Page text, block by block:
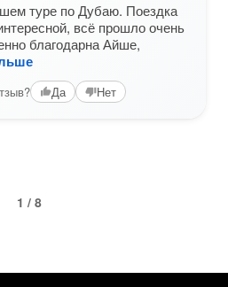
туре по Дубаю. Поездка
всё прошло очень
благодарна Айше,
Да Нет
1 / 8